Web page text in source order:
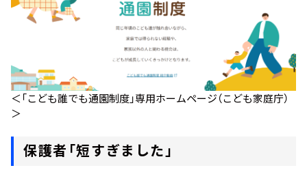
＜「こども誰でも通園制度」専用ホームページ（こども家庭庁）
＞
保護者「短すぎました」